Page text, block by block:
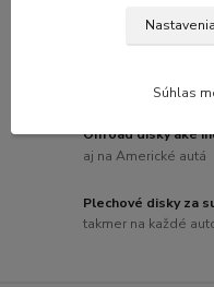
za skvelú cenu
pre náročných
Offroad disky aké
aj na Americké autá
Plechové disky za
takmer na každé
Nastavenia
Súhlas